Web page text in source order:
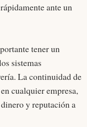
ante un
tener un
sistemas
La continuidad de
cualquier empresa,
y reputación a